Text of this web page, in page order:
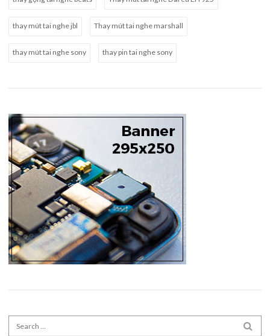
thay mút tai nghe jbl Thay mút tai nghe marshall
thay mút tai nghe sony thay pin tai nghe sony
Search for: